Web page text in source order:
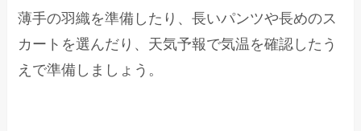
薄手の羽織を準備したり、長いパンツや長めのス
カートを選んだり、天気予報で気温を確認したう
えで準備しましょう。